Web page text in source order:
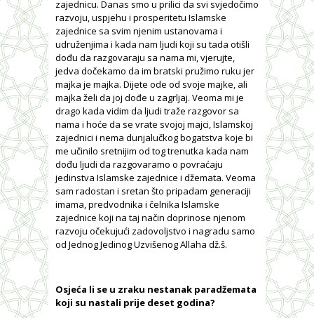
zajednicu. Danas smo u prilici da svi svjedočimo
razvoju, uspjehu i prosperitetu Islamske
zajednice sa svim njenim ustanovama i
udruženjima i kada nam ljudi koji su tada otišli
dođu da razgovaraju sa nama mi, vjerujte,
jedva dočekamo da im bratski pružimo ruku jer
majka je majka. Dijete ode od svoje majke, ali
majka želi da joj dođe u zagrljaj. Veoma mi je
drago kada vidim da ljudi traže razgovor sa
nama i hoće da se vrate svojoj majci, Islamskoj
zajednici i nema dunjalučkog bogatstva koje bi
me učinilo sretnijim od tog trenutka kada nam
dođu ljudi da razgovaramo o povraćaju
jedinstva Islamske zajednice i džemata. Veoma
sam radostan i sretan što pripadam generaciji
imama, predvodnika i čelnika Islamske
zajednice koji na taj način doprinose njenom
razvoju očekujući zadovoljstvo i nagradu samo
od Jednog Jedinog Uzvišenog Allaha dž.š.
Osjeća li se u zraku nestanak paradžemata
koji su nastali prije deset godina?